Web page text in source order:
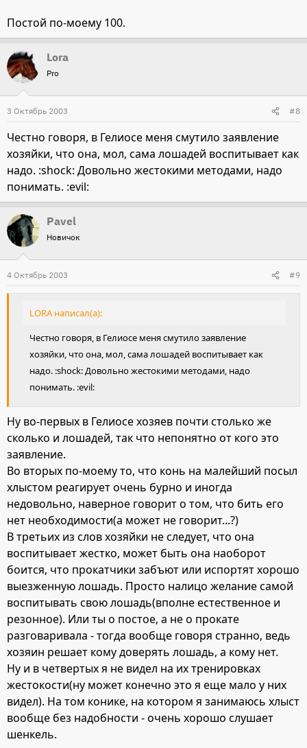
Постой по-моему 100.
Lora
Pro
3 Октябрь 2003 #8
Честно говоря, в Гелиосе меня смутило заявление
хозяйки, что она, мол, сама лошадей воспитывает как
надо. :shock: Довольно жестокими методами, надо
понимать. :evil:
Pavel
Новичок
4 Октябрь 2003 #9
LORA написал(а):
Честно говоря, в Гелиосе меня смутило заявление
хозяйки, что она, мол, сама лошадей воспитывает как
надо. :shock: Довольно жестокими методами, надо
понимать. :evil:
Ну во-первых в Гелиосе хозяев почти столько же
сколько и лошадей, так что непонятно от кого это
заявление.
Во вторых по-моему то, что конь на малейший посыл
хлыстом реагирует очень бурно и иногда
недовольно, наверное говорит о том, что бить его
нет необходимости(а может не говорит...?)
В третьих из слов хозяйки не следует, что она
воспитывает жестко, может быть она наоборот
боится, что прокатчики забъют или испортят хорошо
выезженную лошадь. Просто налицо желание самой
воспитывать свою лошадь(вполне естественное и
резонное). Или ты о постое, а не о прокате
разговаривала - тогда вообще говоря странно, ведь
хозяин решает кому доверять лошадь, а кому нет.
Ну и в четвертых я не видел на их тренировках
жестокости(ну может конечно это я еще мало у них
видел). На том конике, на котором я занимаюсь хлыст
вообще без надобности - очень хорошо слушает
шенкель.